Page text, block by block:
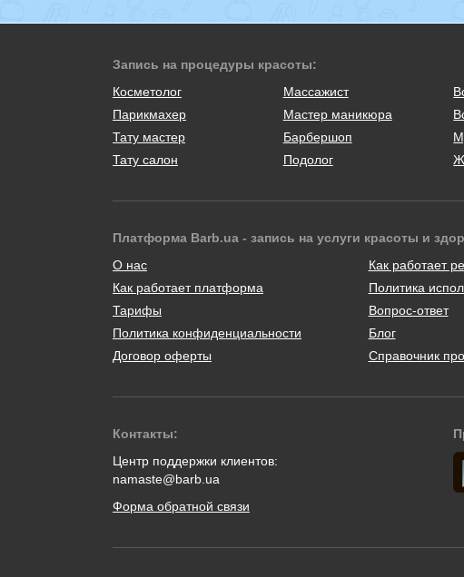
Запись на процедуры красоты:
Косметолог
Массажист
Парикмахер
Мастер маникюра
Тату мастер
Барбершоп
Тату салон
Подолог
Платформа Barb.ua - запись на услуги красоты и
О нас
Как работает платформа
Тарифы
Политика конфиденциальности
Договор оферты
Как работает
Политика
Вопрос-ответ
Блог
Справочник
Контакты:
Центр поддержки клиентов:
namaste@barb.ua
Форма обратной связи